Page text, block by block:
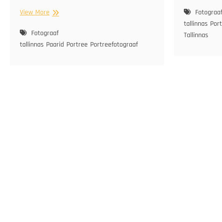
View More H&T
Fotograaf
tallinnas Paarid Portree Portreefotograaf
Fotograaf
tallinnas
Tallinnas